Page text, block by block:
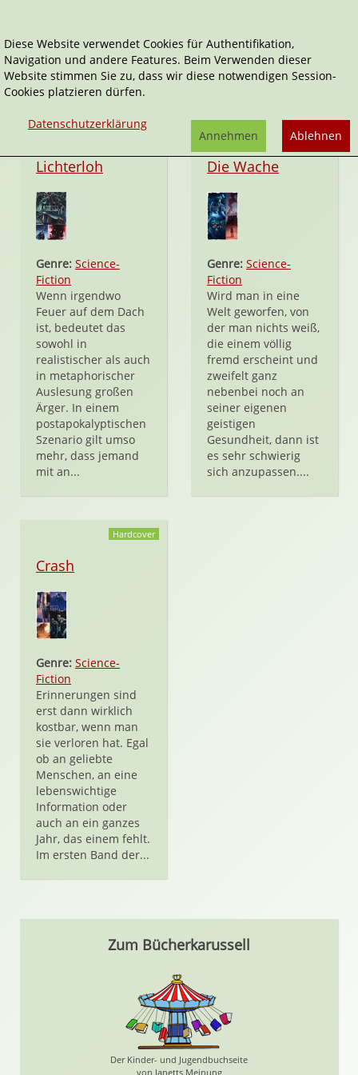
Drifter
Lichterloh
Genre: Science-
Fiction
Wenn irgendwo
Feuer auf dem Dach
ist, bedeutet das
sowohl in
realistischer als auch
in metaphorischer
Auslesung großen
Ärger. In einem
postapokalyptischen
Szenario gilt umso
mehr, dass jemand
mit an...
Hardcover
Die Wache
Genre: Science-
Fiction
Wird man in eine
Welt geworfen, von
der man nichts weiß,
die einem völlig
fremd erscheint und
zweifelt ganz
nebenbei noch an
seiner eigenen
geistigen
Gesundheit, dann ist
es sehr schwierig
sich anzupassen....
Hardcover
Crash
Genre: Science-
Fiction
Erinnerungen sind
erst dann wirklich
kostbar, wenn man
sie verloren hat. Egal
ob an geliebte
Menschen, an eine
lebenswichtige
Information oder
auch an ein ganzes
Jahr, das einem fehlt.
Im ersten Band der...
Zum Bücherkarussell
Der Kinder- und Jugendbuchseite
von Janetts Meinung
Diese Website verwendet Cookies für Authentifikation,
Navigation und andere Features. Beim Verwenden dieser
Website stimmen Sie zu, dass wir diese notwendigen Session-
Cookies platzieren dürfen.
Datenschutzerklärung
Ablehnen
Annehmen